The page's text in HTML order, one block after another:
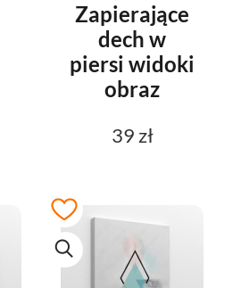
Zapierające
dech w
piersi widoki
obraz
39 zł